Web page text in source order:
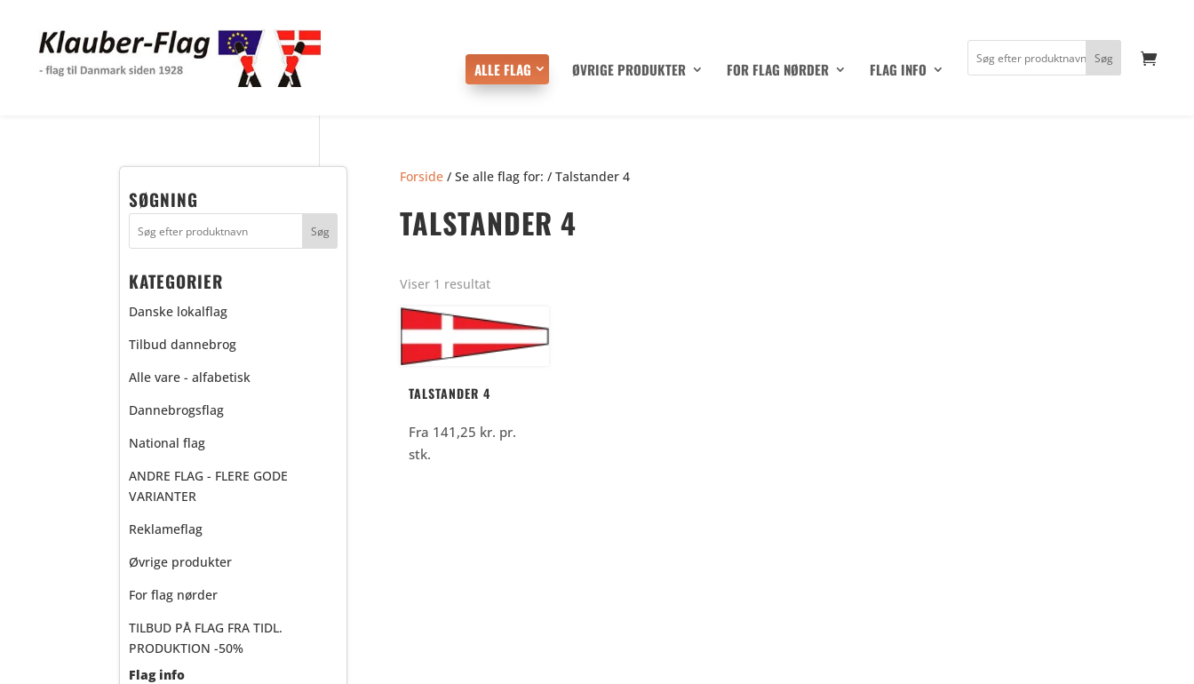
ALLE FLAG ØVRIGE PRODUKTER FOR FLAG NØRDER FLAG INFO
Forside / Se alle flag for: / Talstander 4
TALSTANDER 4
Viser 1 resultat
TALSTANDER 4
Fra 141,25 kr. pr.
stk.
SØGNING
KATEGORIER
Danske lokalflag
Tilbud dannebrog
Alle vare - alfabetisk
Dannebrogsflag
National flag
ANDRE FLAG - FLERE GODE
VARIANTER
Reklameflag
Øvrige produkter
For flag nørder
TILBUD PÅ FLAG FRA TIDL.
PRODUKTION -50%
Flag info